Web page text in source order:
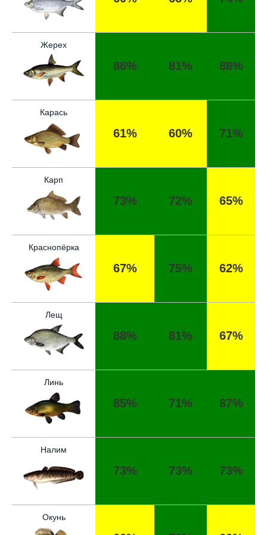
Жерех
86% 81% 88%
Карась
61% 60% 71%
Карп
73% 72% 65%
Краснопёрка
67% 75% 62%
Лещ
88% 81% 67%
Линь
85% 71% 87%
Налим
73% 73% 73%
Окунь